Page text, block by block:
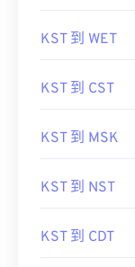
KST 到 WET
KST 到 CST
KST 到 MSK
KST 到 NST
KST 到 CDT